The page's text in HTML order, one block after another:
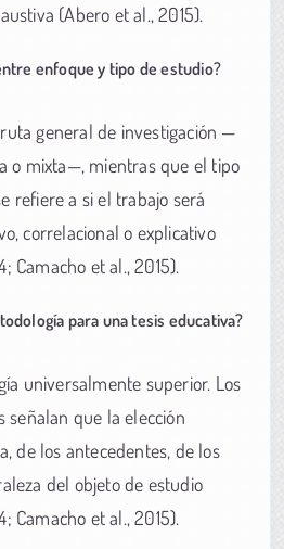
(Abero et al., 2015).
enfoque y tipo de estudio?
general de investigación —
o mixta—, mientras que el tipo
refiere a si el trabajo será
correlacional o explicativo
Camacho et al., 2015).
para una tesis educativa?
universalmente superior. Los
señalan que la elección
de los antecedentes, de los
del objeto de estudio
Camacho et al., 2015).